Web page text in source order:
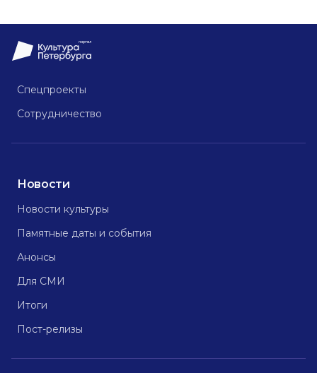
Спецпроекты
Сотрудничество
Новости
Новости культуры
Памятные даты и события
Анонсы
Для СМИ
Итоги
Пост-релизы